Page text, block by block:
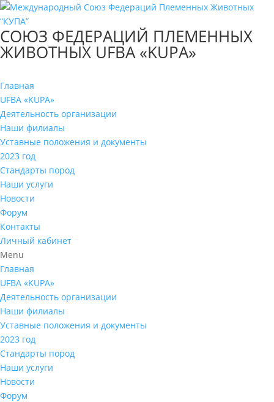
СОЮЗ ФЕДЕРАЦИЙ ПЛЕМЕННЫХ
ЖИВОТНЫХ UFBA «KUPA»
Главная
UFBA «KUPA»
Деятельность организации
Наши филиалы
Уставные положения и документы
2023 год
Стандарты пород
Наши услуги
Новости
Форум
Контакты
Личный кабинет
Menu
Главная
UFBA «KUPA»
Деятельность организации
Наши филиалы
Уставные положения и документы
2023 год
Стандарты пород
Наши услуги
Новости
Форум